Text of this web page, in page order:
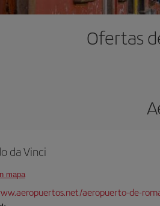
Ofertas
da Vinci
mapa
aeropuerto-de-